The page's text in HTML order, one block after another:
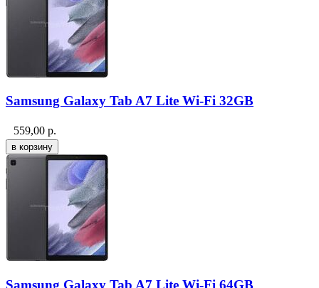
Samsung Galaxy Tab A7 Lite Wi-Fi 32GB
559,00 р.
Samsung Galaxy Tab A7 Lite Wi-Fi 64GB